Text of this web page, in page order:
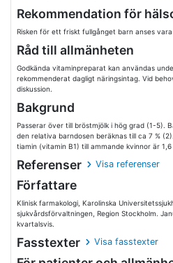
Rekommendation för
Risken för ett friskt fullgånget barn anses
Råd till allmänheten
Godkända vitaminpreparat kan användas
rekommenderat dagligt näringsintag. Vid
diskussion.
Bakgrund
Passerar över till bröstmjölk i hög grad (1-5).
den relativa barndosen beräknas till ca 7 %
tiamin (vitamin B1) till ammande kvinnor är
Referenser Visa referenser
Författare
Klinisk farmakologi, Karolinska
sjukvårdsförvaltningen, Region Stockholm.
kvartalsvis.
Fasstexter Visa fasstexter